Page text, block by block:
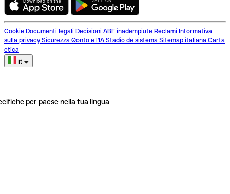
Cookie Documenti legali Decisioni ABF inadempiute Reclami Informativa
sulla privacy Sicurezza Qonto e l'IA Stadio de sistema Sitemap italiana Carta
etica
it
per paese nella tua lingua